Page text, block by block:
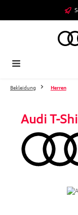
Zum Hauptinhalt springen
Bekleidung Herren
Audi T-
Bildergalerie